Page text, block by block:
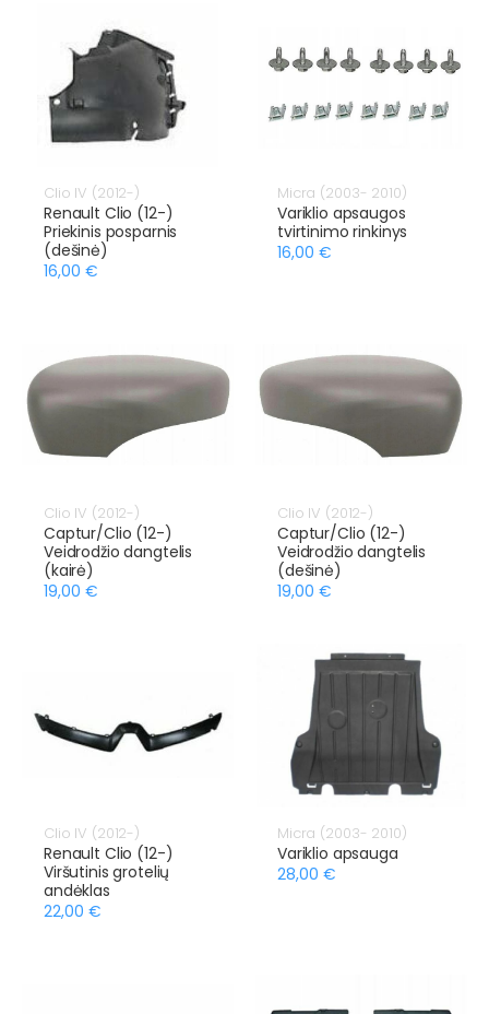
Clio IV (2012-)
Renault Clio (12-)
Priekinis posparnis
(dešinė)
16,00 €
Micra (2003- 2010)
Variklio apsaugos
tvirtinimo rinkinys
16,00 €
Clio IV (2012-)
Captur/Clio (12-)
Veidrodžio dangtelis
(kairė)
19,00 €
Clio IV (2012-)
Captur/Clio (12-)
Veidrodžio dangtelis
(dešinė)
19,00 €
Clio IV (2012-)
Renault Clio (12-)
Viršutinis grotelių
andėklas
22,00 €
Micra (2003- 2010)
Variklio apsauga
28,00 €